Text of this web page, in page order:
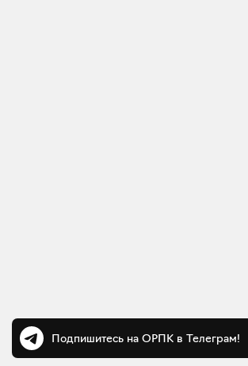
Подпишитесь на ОРПК в Телеграм!